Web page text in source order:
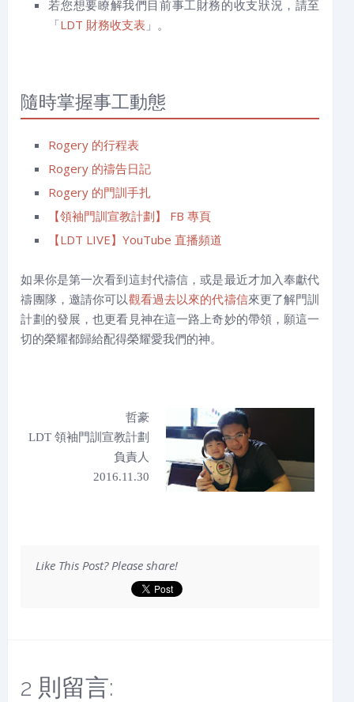
若您想要瞭解我們目前事工財務的收支狀況，請至
「LDT 財務收支表 」。
隨時掌握事工動態
Rogery 的行程表
Rogery 的禱告日記
Rogery 的門訓手扎
【領袖門訓宣教計劃】 FB 專頁
【LDT LIVE】YouTube 直播頻道
如果你是第一次看到這封代禱信，或是最近才加入奉獻代
禱團隊，邀請你可以觀看過去以來的代禱信來更了解門訓
計劃的發展，也更看見神在這一路上奇妙的帶領，願這一
切的榮耀都歸給配得榮耀愛我們的神。
哲豪
LDT 領袖門訓宣教計劃
負責人
2016.11.30
Like This Post? Please share!
2 則留言: